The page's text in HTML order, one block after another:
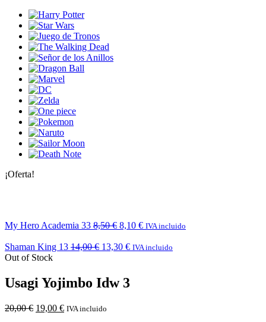
¡Oferta!
My Hero Academia 33 8,50€ 8,10 € IVA incluido
Shaman King 13 14,00€ 13,30 € IVA incluido
Out of Stock
Usagi Yojimbo Idw 3
20,00€ 19,00 € IVA incluido